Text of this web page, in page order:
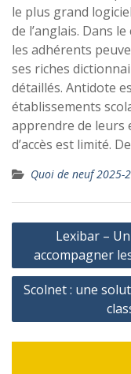
le plus grand
de l’anglais. Dans
les adhérents
ses riches
détaillés. Antidote
établissements
apprendre de leurs
d’accès est limité.
Quoi de neuf 2025-
Navigation
l’article
Lexibar –
accompagner
Scolnet : une